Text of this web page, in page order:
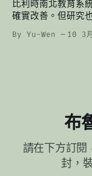
比利時南北教育系
確實改善。但研究
孩子數位習慣的，
By Yu-Wen 10 3
布
請在下方訂閱
封，